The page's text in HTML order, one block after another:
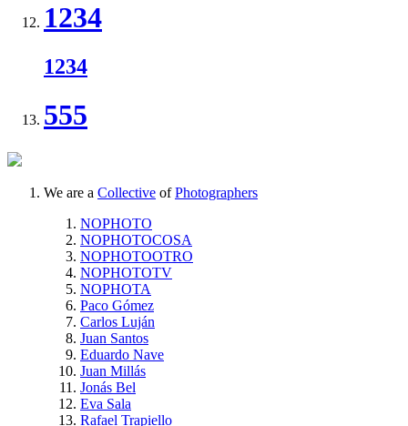
1234
1234
555
We are a Collective of Photographers
NOPHOTO
NOPHOTOCOSA
NOPHOTOOTRO
NOPHOTOTV
NOPHOTA
Paco Gómez
Carlos Luján
Juan Santos
Eduardo Nave
Juan Millás
Jonás Bel
Eva Sala
Rafael Trapiello